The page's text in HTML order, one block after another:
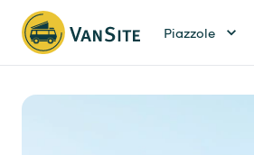
Piazzole